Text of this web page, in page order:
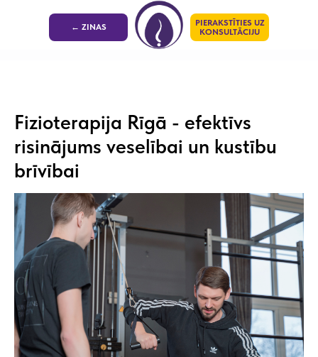
← ZINAS
PIERAKSTĪTIES UZ
KONSULTĀCIJU
Fizioterapija Rīgā - efektīvs
risinājums veselībai un kustību
brīvībai